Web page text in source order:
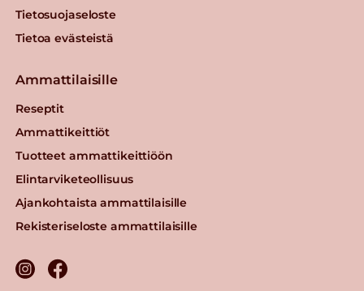
Tietosuojaseloste
Tietoa evästeistä
Ammattilaisille
Reseptit
Ammattikeittiöt
Tuotteet ammattikeittiöön
Elintarviketeollisuus
Ajankohtaista ammattilaisille
Rekisteriseloste ammattilaisille